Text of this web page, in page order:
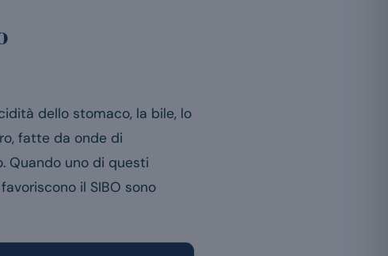
dello stomaco, la bile, lo
fatte da onde di
Quando uno di questi
il SIBO sono